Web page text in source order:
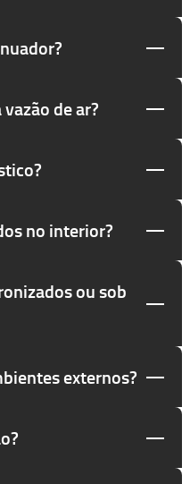
de ar?
no interior?
ou sob
externos?